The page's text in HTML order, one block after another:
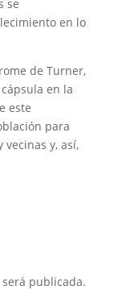
se
en lo
de Turner,
en la
este
para
y, así,
publicada.